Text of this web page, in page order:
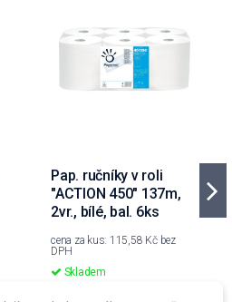
Pap. ručníky v roli
"ACTION 450" 137m,
2vr., bílé, bal. 6ks
cena za kus: 115,58 Kč bez
DPH
Skladem